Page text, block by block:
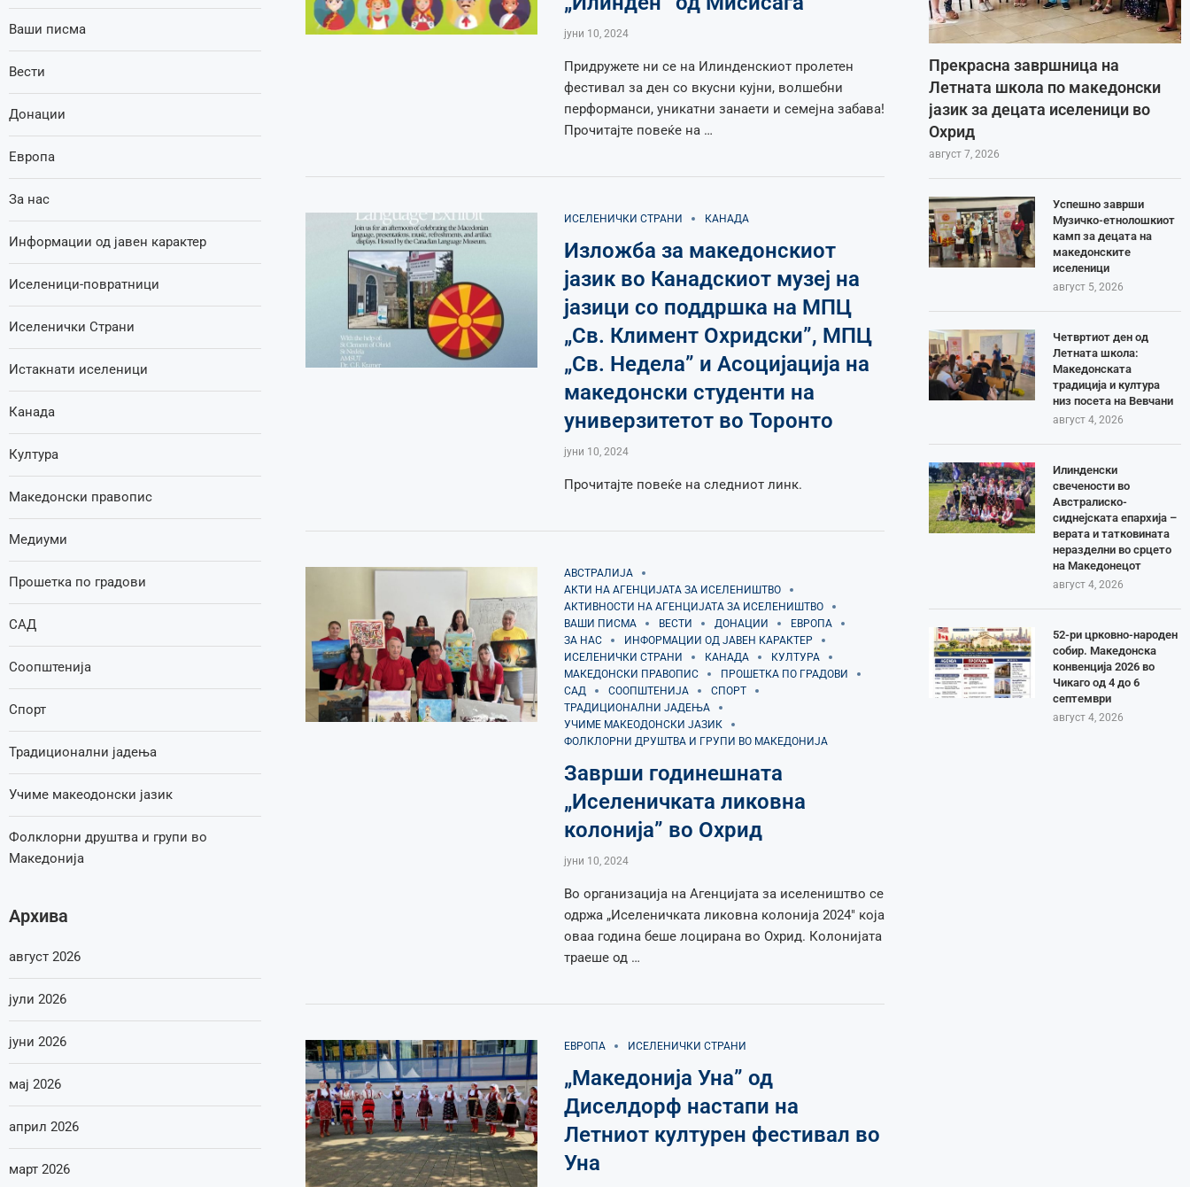
јуни 10, 2024
Придружете ни се на Илинденскиот пролетен
фестивал за ден со вкусни кујни, волшебни
перформанси, уникатни занаети и семејна забава!
Прочитајте повеќе на …
ИСЕЛЕНИЧКИ СТРАНИ КАНАДА
Изложба за македонскиот
јазик во Канадскиот музеј на
јазици со поддршка на МПЦ
„Св. Климент Охридски”, МПЦ
„Св. Недела” и Асоцијација на
македонски студенти на
универзитетот во Торонто
јуни 10, 2024
Прочитајте повеќе на следниот линк.
АВСТРАЛИЈА
АКТИ НА АГЕНЦИЈАТА ЗА ИСЕЛЕНИШТВО
АКТИВНОСТИ НА АГЕНЦИЈАТА ЗА ИСЕЛЕНИШТВО
ВАШИ ПИСМА
ВЕСТИ ДОНАЦИИ
ЕВРОПА
ЗА НАС
ИНФОРМАЦИИ ОД ЈАВЕН КАРАКТЕР
ИСЕЛЕНИЧКИ СТРАНИ
КАНАДА
КУЛТУРА
МАКЕДОНСКИ ПРАВОПИС
ПРОШЕТКА ПО ГРАДОВИ
САД
СООПШТЕНИЈА
СПОРТ
ТРАДИЦИОНАЛНИ ЈАДЕЊА
УЧИМЕ МАКЕОДОНСКИ ЈАЗИК
ФОЛКЛОРНИ ДРУШТВА И ГРУПИ ВО МАКЕДОНИЈА
Заврши годинешната
„Иселеничката ликовна
колонија” во Охрид
јуни 10, 2024
Во организација на Агенцијата за иселеништво се
одржа „Иселеничката ликовна колонија 2024″ која
оваа година беше лоцирана во Охрид. Колонијата
траеше од …
ЕВРОПА ИСЕЛЕНИЧКИ СТРАНИ
„Македонија Уна” од
Диселдорф настапи на
Летниот културен фестивал во
Уна
Прекрасна завршница на
Летната школа по македонски
јазик за децата иселеници во
Охрид
август 7, 2026
Успешно заврши
Музичко-етнолошкиот
камп за децата на
македонските
иселеници
август 5, 2026
Четвртиот ден од
Летната школа:
Македонската
традиција и култура
низ посета на Вевчани
август 4, 2026
Илинденски
свечености во
Австралиско-
сиднејската епархија –
верата и татковината
неразделни во срцето
на Македонецот
август 4, 2026
52-ри црковно-народен
собир. Македонска
конвенција 2026 во
Чикаго од 4 до 6
септември
август 4, 2026
Ваши писма
Вести
Донации
Европа
За нас
Информации од јавен карактер
Иселеници-повратници
Иселенички Страни
Истакнати иселеници
Канада
Култура
Македонски правопис
Медиуми
Прошетка по градови
САД
Соопштенија
Спорт
Традиционални јадења
Учиме макеодонски јазик
Фолклорни друштва и групи во
Македонија
Архива
август 2026
јули 2026
јуни 2026
мај 2026
април 2026
март 2026